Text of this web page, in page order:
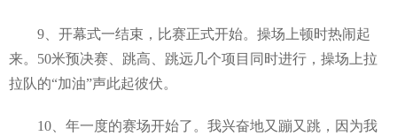
9、开幕式一结束，比赛正式开始。操场上顿时热闹起
来。50米预决赛、跳高、跳远几个项目同时进行，操场上拉
拉队的“加油”声此起彼伏。
10、年一度的赛场开始了。我兴奋地又蹦又跳，因为我